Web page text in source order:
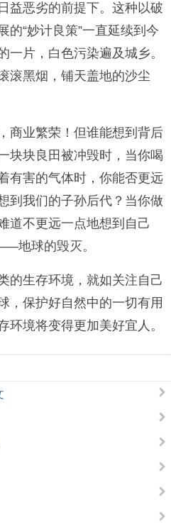
益恶劣的前提下。这种以破
的“妙计良策”一直延续到今
一片，白色污染遍及城乡。
滚黑烟，铺天盖地的沙尘
业繁荣！但谁能想到背后
块块良田被冲毁时，当你喝
有害的气体时，你能否更远
到我们的子孙后代？当你做
道不更远一点地想到自己
地球的毁灭。
生存环境，就如关注自己
，保护好自然中的一切有用
环境将变得更加美好宜人。